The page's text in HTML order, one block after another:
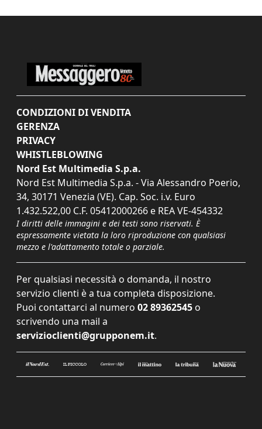
CONDIZIONI DI VENDITA
GERENZA
PRIVACY
WHISTLEBLOWING
Nord Est Multimedia S.p.a.
Nord Est Multimedia S.p.a. - Via Alessandro Poerio,
34, 30171 Venezia (VE). Cap. Soc. i.v. Euro
1.432.522,00 C.F. 05412000266 e REA VE-454332
I diritti delle immagini e dei testi sono riservati. È
espressamente vietata la loro riproduzione con qualsiasi
mezzo e l'adattamento totale o parziale.
Per qualsiasi necessità o domanda, il nostro
servizio clienti è a tua completa disposizione.
Puoi contattarci al numero 02 89362545 o
scrivendo una mail a
servizioclienti@grupponem.it.